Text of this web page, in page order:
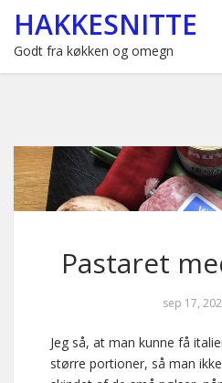
HAKKESNITTE
Godt fra køkken og omegn
Pastaret
sep 17,
Jeg så, at man kunne få
større portioner, så man